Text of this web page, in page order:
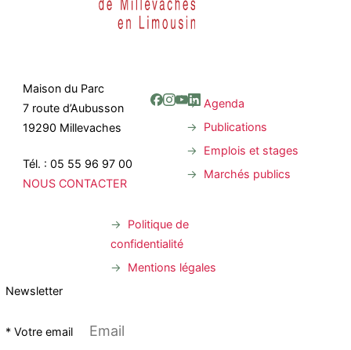
Maison du Parc
7 route d’Aubusson
19290 Millevaches
Tél. : 05 55 96 97 00
NOUS CONTACTER
Agenda
Publications
Emplois et stages
Marchés publics
Politique de
confidentialité
Mentions légales
Newsletter
* Votre email